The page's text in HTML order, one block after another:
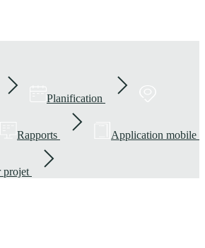
Planification
Rapports Application mobile
projet